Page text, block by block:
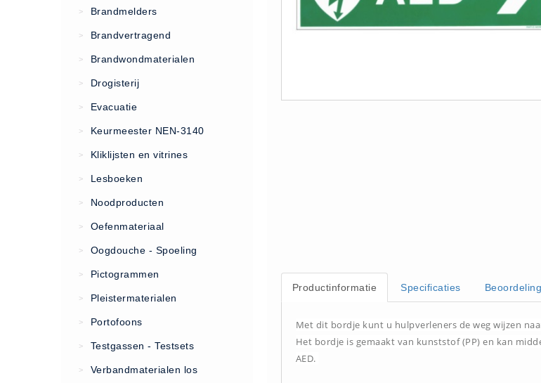
Ons Team
Nieuws
Contact
Algemene Voorwaarden
Vacatures
AED apparaten (11)
AED apparaten (11)
> Brandmelders
> Brandvertragend
> Brandwondmaterialen
> Drogisterij
> Evacuatie
> Keurmeester NEN-3140
> Kliklijsten en vitrines
> Lesboeken
> Noodproducten
> Oefenmateriaal
> Oogdouche - Spoeling
> Pictogrammen
> Pleistermaterialen
> Portofoons
> Testgassen - Testsets
> Verbandmaterialen los
Productinformatie Specificaties
Met dit bordje kunt u hulpverleners de weg wijzen
Het bordje is gemaakt van kunststof (PP) en kan
AED.